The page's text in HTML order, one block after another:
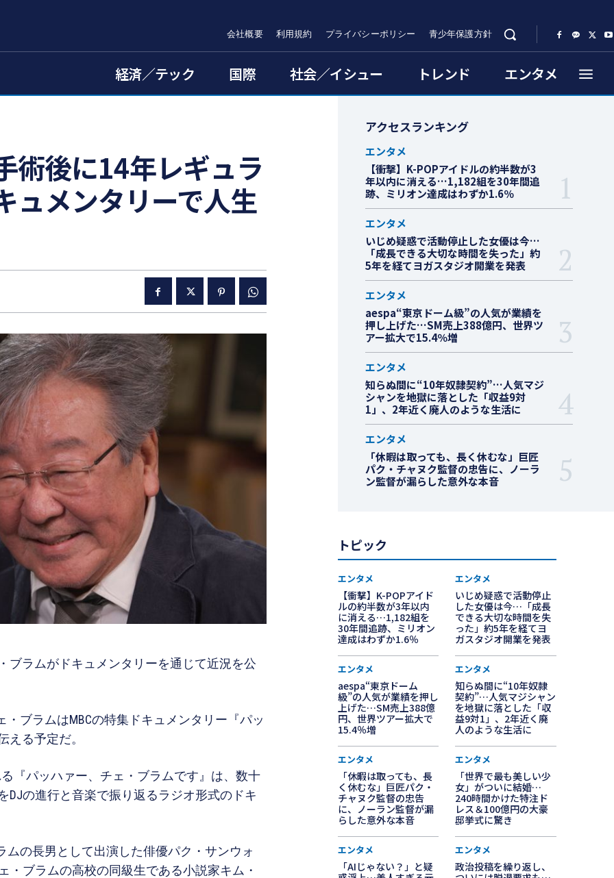
会社概要 利用規約 プライバシーポリシー 青少年保護方針
経済／テック 国際 社会／イシュー トレンド エンタメ
術後に14年レギュラ
メンタリーで人生
ブラムがドキュメンタリーを通じて近況を公
ブラムはMBCの特集ドキュメンタリー『パッ
る予定だ。
『パッハァー、チェ・ブラムです』は、数十
の進行と音楽で振り返るラジオ形式のドキ
ムの長男として出演した俳優パク・サンウォ
・ブラムの高校の同級生である小説家キム・
アクセスランキング
エンタメ
【衝撃】K-POPアイドルの約半数が3
年以内に消える…1,182組を30年間追
跡、ミリオン達成はわずか1.6％
エンタメ
いじめ疑惑で活動停止した女優は今…
「成長できる大切な時間を失った」約
5年を経てヨガスタジオ開業を発表
エンタメ
aespa“東京ドーム級”の人気が業績を
押し上げた…SM売上388億円、世界ツ
アー拡大で15.4％増
エンタメ
知らぬ間に“10年奴隷契約”…人気マジ
シャンを地獄に落とした「収益9対
1」、2年近く廃人のような生活に
エンタメ
「休暇は取っても、長く休むな」巨匠
パク・チャヌク監督の忠告に、ノーラ
ン監督が漏らした意外な本音
トピック
エンタメ
【衝撃】K-POPアイド
ルの約半数が3年以内
に消える…1,182組を
30年間追跡、ミリオン
達成はわずか1.6％
エンタメ
いじめ疑惑で活動停止
した女優は今…「成長
できる大切な時間を失
った」約5年を経てヨ
ガスタジオ開業を発表
エンタメ
aespa“東京ドーム
級”の人気が業績を押し
上げた…SM売上388億
円、世界ツアー拡大で
15.4％増
エンタメ
知らぬ間に“10年奴隷
契約”…人気マジシャン
を地獄に落とした「収
益9対1」、2年近く廃
人のような生活に
エンタメ
「休暇は取っても、長
く休むな」巨匠パク・
チャヌク監督の忠告
に、ノーラン監督が漏
らした意外な本音
エンタメ
「世界で最も美しい少
女」がついに結婚…
240時間かけた特注ド
レス＆100億円の大豪
邸挙式に驚き
エンタメ
「AIじゃない？」と疑
エンタメ
政治投稿を繰り返し、